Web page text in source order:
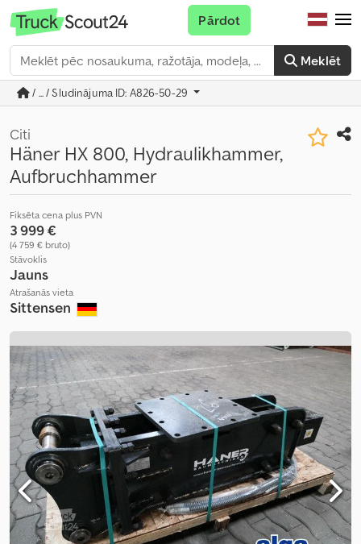
Meklēt
Pārdot
/ ... / Sludinājuma ID: A826-50-29
Citi
Häner HX 800, Hydraulikhammer,
Aufbruchhammer
Fiksēta cena plus PVN
3 999 €
(4 759 € bruto)
Stāvoklis
Jauns
Atrašanās vieta
Sittensen